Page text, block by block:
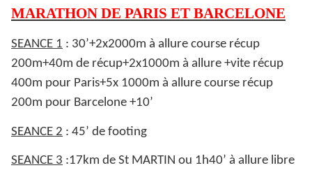
MARATHON DE PARIS ET BARCELONE
SEANCE 1 : 30’+2x2000m à allure course récup
200m+40m de récup+2x1000m à allure +vite récup
400m pour Paris+5x 1000m à allure course récup
200m pour Barcelone +10’
SEANCE 2 : 45’ de footing
SEANCE 3 :17km de St MARTIN ou 1h40’ à allure libre